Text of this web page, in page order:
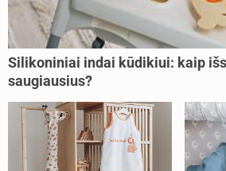
Silikoniniai indai kūdikiui: kaip
saugiausius?